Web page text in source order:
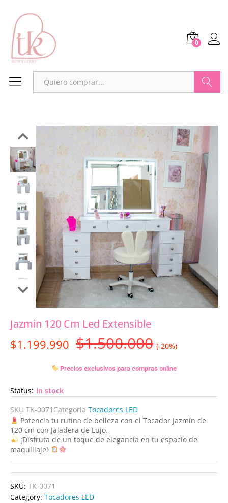
0
Jazmin 120 Cm Led Extensible
$1.199.990 $1.500.000 (-20%)
Precios exclusivos para compras online
Status: In stock
SKU TK-0071 Categoria Tocadores LED
Potencia tu rutina de belleza con el Tocador Jazmín de
120 cm con Jaladera de Lujo.
¡Disfruta de un toque de elegancia en tu espacio de
maquillaje!
SKU: TK-0071
Category: Tocadores LED